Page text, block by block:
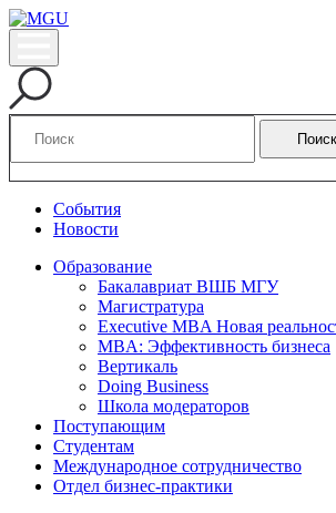
Поиск
События
Новости
Образование
Бакалавриат ВШБ МГУ
Магистратура
Executive MBA Новая
MBA: Эффективность бизнеса
Вертикаль
Doing Business
Школа модераторов
Поступающим
Студентам
Международное сотрудничество
Отдел бизнес-практики